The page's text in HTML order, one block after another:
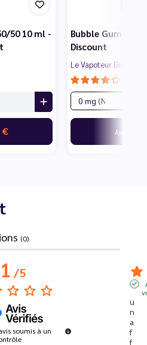
50 10 ml -
€
Bubble Gum 10
Discount
Le Vapoteur Discount
Ajouter
(0)
1/5
soumis à un
u
n
a
f
f